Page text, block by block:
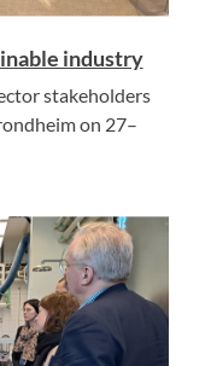
industry
stakeholders
on 27–